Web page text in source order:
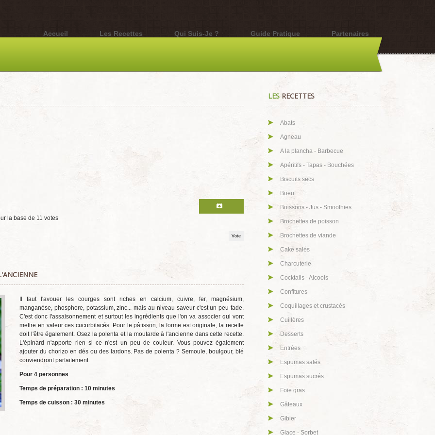
Accueil Les Recettes Qui Suis-Je ? Guide Pratique Partenaires
la base de 11 votes
Il faut l'avouer les courges sont riches en calcium, cuivre, fer, magnésium,
manganèse, phosphore, potassium, zinc... mais au niveau saveur c'est un peu fade.
C'est donc l'assaisonnement et surtout les ingrédients que l'on va associer qui vont
mettre en valeur ces cucurbitacés. Pour le pâtisson, la forme est originale, la recette
doit l'être également. Osez la polenta et la moutarde à l'ancienne dans cette recette.
L'épinard n'apporte rien si ce n'est un peu de couleur. Vous pouvez également
ajouter du chorizo en dés ou des lardons. Pas de polenta ? Semoule, boulgour, blé
conviendront parfaitement.
Pour 4 personnes
Temps de préparation : 10 minutes
Temps de cuisson : 30 minutes
LESRECETTES
Abats
Agneau
A la plancha - Barbecue
Apéritifs - Tapas - Bouchées
Biscuits secs
Boeuf
Boissons - Jus - Smoothies
Brochettes de poisson
Brochettes de viande
Cake salés
Charcuterie
Cocktails - Alcools
Confitures
Coquillages et crustacés
Cuillères
Desserts
Entrées
Espumas salés
Espumas sucrés
Foie gras
Gâteaux
Gibier
Glace - Sorbet